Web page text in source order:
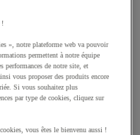
interactif
l'air
!
», notre plateforme web va pouvoir
permettent à notre équipe
performances de notre site, et
vous proposer des produits encore
Si vous souhaitez plus
par type de cookies, cliquez sur
vous êtes le bienvenu aussi !